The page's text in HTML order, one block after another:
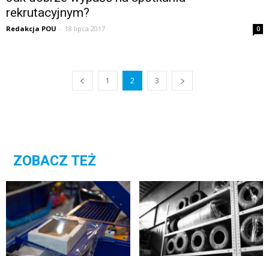
rekrutacyjnym?
Redakcja POU - 18 lipca 2017 0
1 2 3
ZOBACZ TEŻ